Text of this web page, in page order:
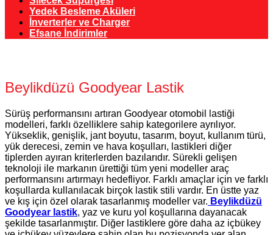
Yedek Besleme Aküleri
İnverterler ve Charger
Efsane İndirimler
Beylikdüzü Goodyear Lastik
Sürüş performansını artıran Goodyear otomobil lastiği
modelleri, farklı özelliklere sahip kategorilere ayrılıyor.
Yükseklik, genişlik, jant boyutu, tasarım, boyut, kullanım türü,
yük derecesi, zemin ve hava koşulları, lastikleri diğer
tiplerden ayıran kriterlerden bazılarıdır. Sürekli gelişen
teknoloji ile markanın ürettiği tüm yeni modeller araç
performansını artırmayı hedefliyor. Farklı amaçlar için ve farklı
koşullarda kullanılacak birçok lastik stili vardır. En üstte yaz
ve kış için özel olarak tasarlanmış modeller var. Beylikdüzü
Goodyear lastik, yaz ve kuru yol koşullarına dayanacak
şekilde tasarlanmıştır. Diğer lastiklere göre daha az içbükey